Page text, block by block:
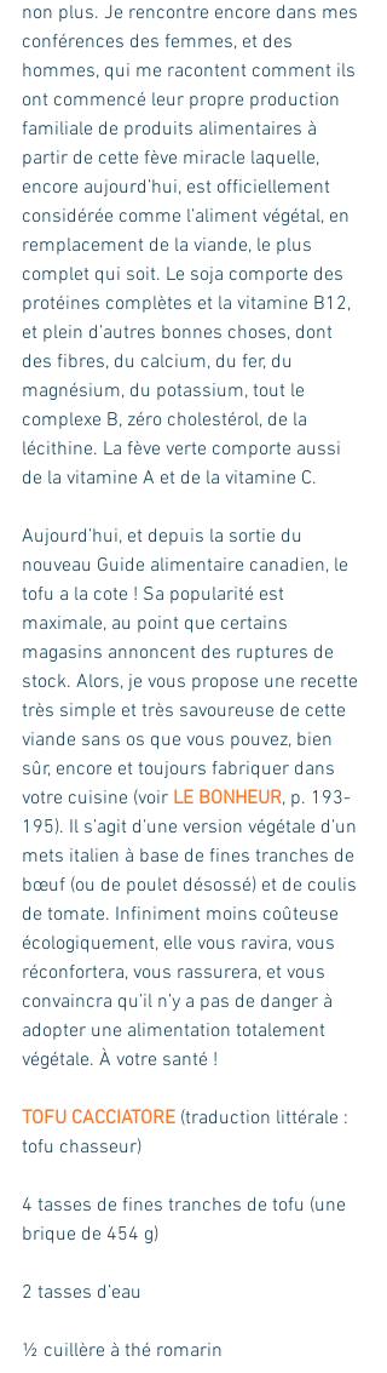
non plus. Je rencontre encore dans mes
conférences des femmes, et des
hommes, qui me racontent comment ils
ont commencé leur propre production
familiale de produits alimentaires à
partir de cette fève miracle laquelle,
encore aujourd’hui, est officiellement
considérée comme l’aliment végétal, en
remplacement de la viande, le plus
complet qui soit. Le soja comporte des
protéines complètes et la vitamine B12,
et plein d’autres bonnes choses, dont
des fibres, du calcium, du fer, du
magnésium, du potassium, tout le
complexe B, zéro cholestérol, de la
lécithine. La fève verte comporte aussi
de la vitamine A et de la vitamine C.
Aujourd’hui, et depuis la sortie du
nouveau Guide alimentaire canadien, le
tofu a la cote ! Sa popularité est
maximale, au point que certains
magasins annoncent des ruptures de
stock. Alors, je vous propose une recette
très simple et très savoureuse de cette
viande sans os que vous pouvez, bien
sûr, encore et toujours fabriquer dans
votre cuisine (voir LE BONHEUR, p. 193-
195). Il s’agit d’une version végétale d’un
mets italien à base de fines tranches de
bœuf (ou de poulet désossé) et de coulis
de tomate. Infiniment moins coûteuse
écologiquement, elle vous ravira, vous
réconfortera, vous rassurera, et vous
convaincra qu’il n’y a pas de danger à
adopter une alimentation totalement
végétale. À votre santé !
TOFU CACCIATORE (traduction littérale :
tofu chasseur)
4 tasses de fines tranches de tofu (une
brique de 454 g)
2 tasses d’eau
½ cuillère à thé romarin